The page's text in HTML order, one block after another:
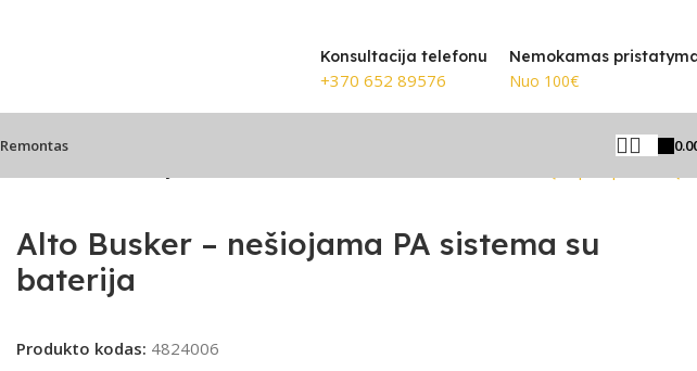
🎸 Žinomiausi prekių ženklai
Konsultacija telefonu
+370 652 89576
Nemokamas
Nuo 100€
Remontas
Alto Busker – nešiojama PA sistema su
baterija
Produkto kodas: 4824006